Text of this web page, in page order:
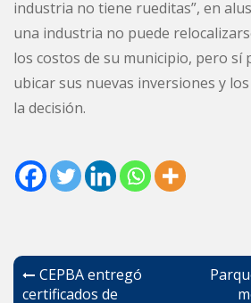
industria no tiene rueditas”, en
una industria no puede
los costos de su municipio, pero sí
ubicar sus nuevas inversiones y
la decisión.
Navegación
CEPBA entregó
certificados de